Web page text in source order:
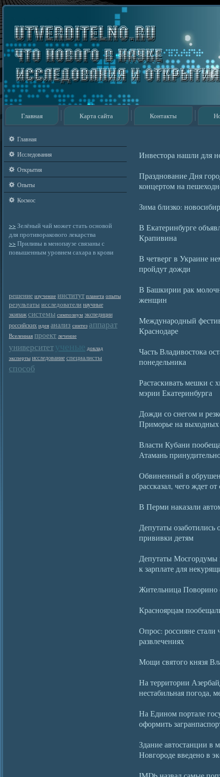
Главная Карта сайта Контакты
Главная
Исследования
Открытия
Опыты
Космос
>> Зелёный чай может стать основой
для противоракового лекарства
>> Приливы в менопаузе связаны с
повышенным уровнем сахара в крови
решение изучение институт планета опыты
результаты исследователи научные
экипаж системы симпозиум экспедиции
российских идея анализ синтез аппарат
Вселенная проект лечение
университет ученые доклад
эксперты исследование специалисты
способ
Инвестора нашли для
Празднование Дня
концертом на
Зима близко:
В Екатеринбурге
Крапивина
В четверг в Украине
пройдут дожди
В Башкирии рак
женщин
Международный
Краснодаре
Часть Владивостока
понедельника
Растаскивать мешки с
мэрии Екатеринбурга
Дожди со снегом и
Приморье на
Власти Кубани
Атамань
Обвиненный в
рассказал, чего ждет от
В Перми наказали
Депутаты озаботились
прививки детям
Депутаты Мосгордумы
к зарплате для
Жительница Поворино
Красноярцам
Опрос: россияне стали
развлечениях
Мощи святого князя
На территории
нестабильная погода,
На Едином портале
оформить
Здание автостанции
Новгороде введено в